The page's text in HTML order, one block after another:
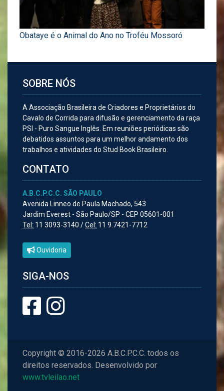
Obataye é o Animal do Ano no Troféu Mossoró
SOBRE NÓS
A Associação Brasileira de Criadores e Proprietários do
Cavalo de Corrida para difusão e gerenciamento da raça
PSI - Puro Sangue Inglês. Em reuniões periódicas são
debatidos assuntos para um melhor andamento dos
trabalhos e atividades do Stud Book Brasileiro.
CONTATO
A.B.C.P.C.C. SÃO PAULO
Avenida Linneo de Paula Machado, 543
Jardim Everest - São Paulo/SP - CEP 05601-001
Tel: 11 3093-3140 /Cel: 11 9.7421-7712
Ouvidoria
SIGA-NOS
Copyright © 2016-2026 A.B.C.P.C.C. todos os
direitos reservados. Desenvolvido por
www.tvleilao.net